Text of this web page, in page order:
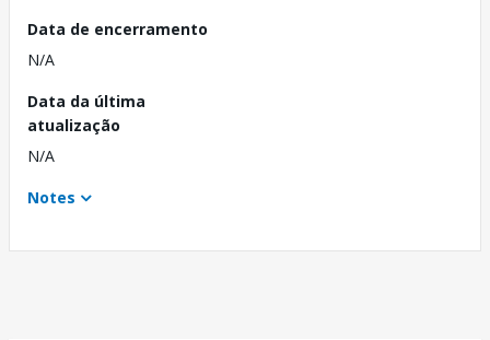
Data de encerramento
N/A
Data da última
atualização
N/A
Notes